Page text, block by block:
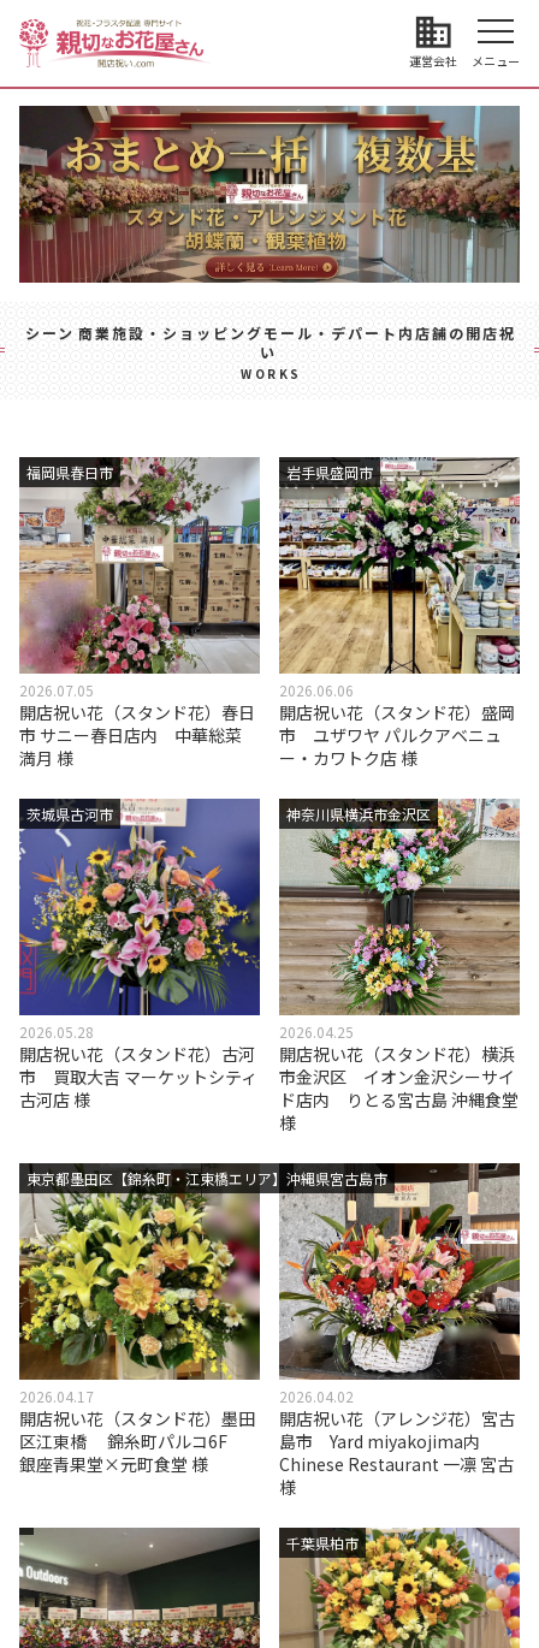
business
運営会社 メニュー
シーン 商業施設・ショッピングモール・デパート内店舗の開店祝
い
WORKS
福岡県春日市
2026.07.05
開店祝い花（スタンド花）春日
市 サニー春日店内 中華総菜
満月 様
岩手県盛岡市
2026.06.06
開店祝い花（スタンド花）盛岡
市 ユザワヤ パルクアベニュ
ー・カワトク店 様
茨城県古河市
2026.05.28
開店祝い花（スタンド花）古河
市 買取大吉 マーケットシティ
古河店 様
神奈川県横浜市金沢区
2026.04.25
開店祝い花（スタンド花）横浜
市金沢区 イオン金沢シーサイ
ド店内 りとる宮古島 沖縄食堂
様
東京都墨田区【錦糸町・江東橋エリア】
2026.04.17
開店祝い花（スタンド花）墨田
区江東橋 錦糸町パルコ6F
銀座青果堂×元町食堂 様
沖縄県宮古島市
2026.04.02
開店祝い花（アレンジ花）宮古
島市 Yard miyakojima内
Chinese Restaurant 一凛 宮古
様
千葉県柏市